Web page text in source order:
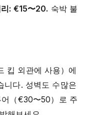
: €15〜20. 숙박 불
킵 외관에 사용）에
니다. 성벽도 수많은
（€30〜50）로 주